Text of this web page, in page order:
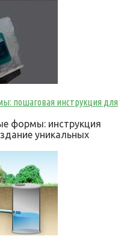
пошаговая инструкция для
формы: инструкция
уникальных